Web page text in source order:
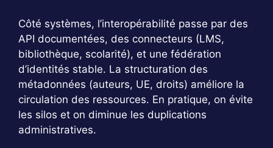
Côté systèmes, l’interopérabilité passe par des
API documentées, des connecteurs (LMS,
bibliothèque, scolarité), et une fédération
d’identités stable. La structuration des
métadonnées (auteurs, UE, droits) améliore la
circulation des ressources. En pratique, on évite
les silos et on diminue les duplications
administratives.